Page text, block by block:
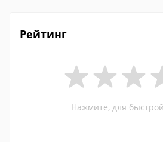
Рейтинг
Нажмите, для